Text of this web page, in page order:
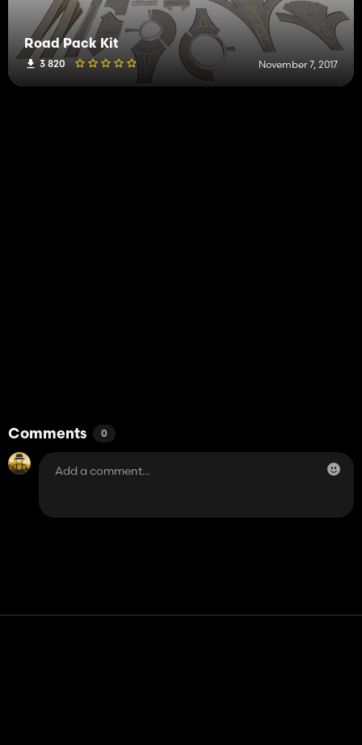
Road Pack Kit
3 820 November 7, 2017
Comments 0